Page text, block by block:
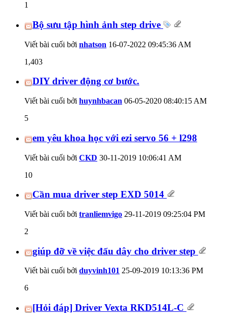
1
Bộ sưu tập hình ảnh step drive
Viết bài cuối bởi nhatson 16-07-2022 09:45:36 AM
1,403
DIY driver động cơ bước.
Viết bài cuối bởi huynhbacan 06-05-2020 08:40:15 AM
5
em yêu khoa học với ezi servo 56 + l298
Viết bài cuối bởi CKD 30-11-2019 10:06:41 AM
10
Cần mua driver step EXD 5014
Viết bài cuối bởi tranliemvigo 29-11-2019 09:25:04 PM
2
giúp đỡ về việc đấu dây cho driver step
Viết bài cuối bởi duyvinh101 25-09-2019 10:13:36 PM
6
[Hỏi đáp] Driver Vexta RKD514L-C